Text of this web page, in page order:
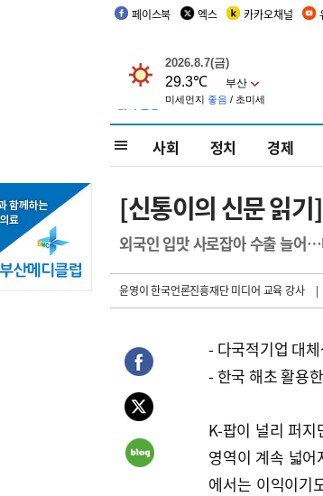
페이스북 엑스 카카오채널
사회 정치 경제
[신통이의 신문 읽
외국인 입맛 사로잡아 수출 늘어
윤영이 한국언론진흥재단 미디어 교육 강사 |
- 다국적기업 대
- 한국 해초 활용
K-팝이 널리 퍼
영역이 계속 넓
에서는 이익이기